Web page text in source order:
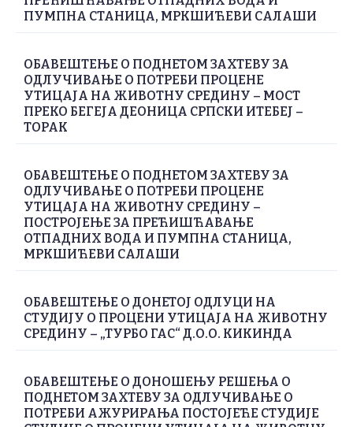
ПУМПНА СТАНИЦА, МРКШИЋЕВИ САЛАШИ
ОБАВЕШТЕЊЕ О ПОДНЕТОМ ЗАХТЕВУ ЗА
ОДЛУЧИВАЊЕ О ПОТРЕБИ ПРОЦЕНЕ
УТИЦАЈА НА ЖИВОТНУ СРЕДИНУ – МОСТ
ПРЕКО БЕГЕЈА ДЕОНИЦА СРПСКИ ИТЕБЕЈ –
ТОРАК
ОБАВЕШТЕЊЕ О ПОДНЕТОМ ЗАХТЕВУ ЗА
ОДЛУЧИВАЊЕ О ПОТРЕБИ ПРОЦЕНЕ
УТИЦАЈА НА ЖИВОТНУ СРЕДИНУ –
ПОСТРОЈЕЊЕ ЗА ПРЕЋИШЋАВАЊЕ
ОТПАДНИХ ВОДА И ПУМПНА СТАНИЦА,
МРКШИЋЕВИ САЛАШИ
ОБАВЕШТЕЊЕ О ДОНЕТОЈ ОДЛУЦИ НА
СТУДИЈУ О ПРОЦЕНИ УТИЦАЈА НА ЖИВОТНУ
СРЕДИНУ – „ТУРБО ГАС“ Д.О.О. КИКИНДА
ОБАВЕШТЕЊЕ О ДОНОШЕЊУ РЕШЕЊА О
ПОДНЕТОМ ЗАХТЕВУ ЗА ОДЛУЧИВАЊЕ О
ПОТРЕБИ АЖУРИРАЊА ПОСТОЈЕЋЕ СТУДИЈЕ